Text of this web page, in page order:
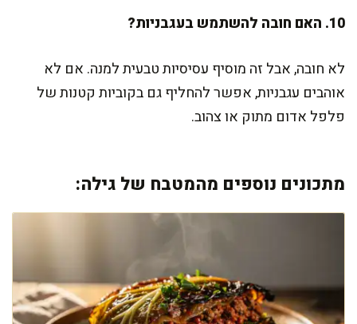
10. האם חובה להשתמש בעגבניות?
לא חובה, אבל זה מוסיף עסיסיות טבעית למנה. אם לא
אוהבים עגבניות, אפשר להחליף גם בקוביות קטנות של
פלפל אדום מתוק או צהוב.
מתכונים נוספים מהמטבח של גילה: